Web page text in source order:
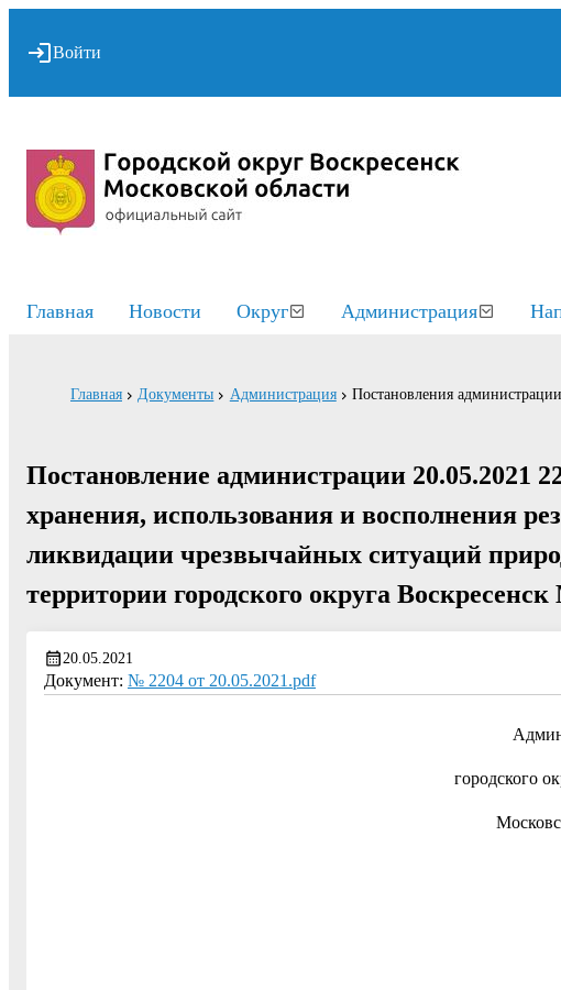
Войти
Главная Новости Округ Администрация
Главная Документы Администрация Постановления администрации
Постановление администрации 20.05.2021
хранения, использования и восполнения
ликвидации чрезвычайных ситуаций
территории городского округа
20.05.2021
Документ: № 2204 от 20.05.2021.pdf
городского